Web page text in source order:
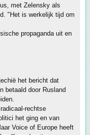
met Zelensky als
"Het is werkelijk tijd om
propaganda uit en
het bericht dat
betaald door Rusland
rechtse
het ging en van
Voice of Europe heeft